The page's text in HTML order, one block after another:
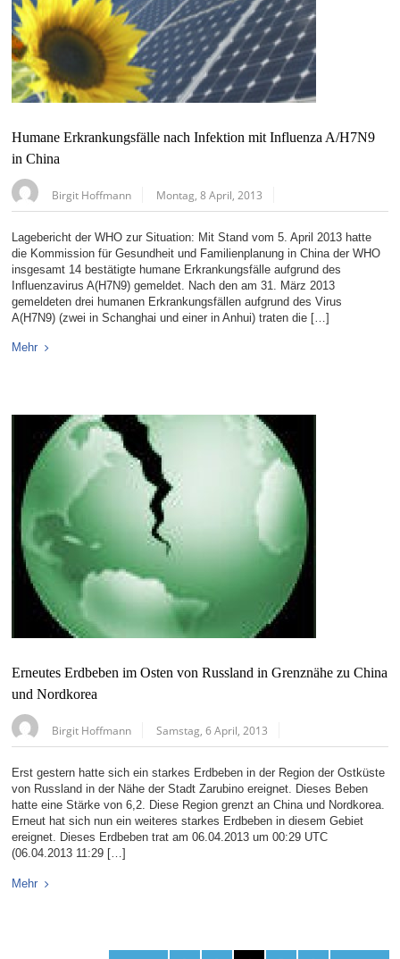
Humane Erkrankungsfälle nach Infektion mit Influenza A/H7N9
in China
Birgit Hoffmann Montag, 8 April, 2013
Lagebericht der WHO zur Situation: Mit Stand vom 5. April 2013 hatte
die Kommission für Gesundheit und Familienplanung in China der WHO
insgesamt 14 bestätigte humane Erkrankungsfälle aufgrund des
Influenzavirus A(H7N9) gemeldet. Nach den am 31. März 2013
gemeldeten drei humanen Erkrankungsfällen aufgrund des Virus
A(H7N9) (zwei in Schanghai und einer in Anhui) traten die […]
Mehr
Erneutes Erdbeben im Osten von Russland in Grenznähe zu China
und Nordkorea
Birgit Hoffmann Samstag, 6 April, 2013
Erst gestern hatte sich ein starkes Erdbeben in der Region der Ostküste
von Russland in der Nähe der Stadt Zarubino ereignet. Dieses Beben
hatte eine Stärke von 6,2. Diese Region grenzt an China und Nordkorea.
Erneut hat sich nun ein weiteres starkes Erdbeben in diesem Gebiet
ereignet. Dieses Erdbeben trat am 06.04.2013 um 00:29 UTC
(06.04.2013 11:29 […]
Mehr